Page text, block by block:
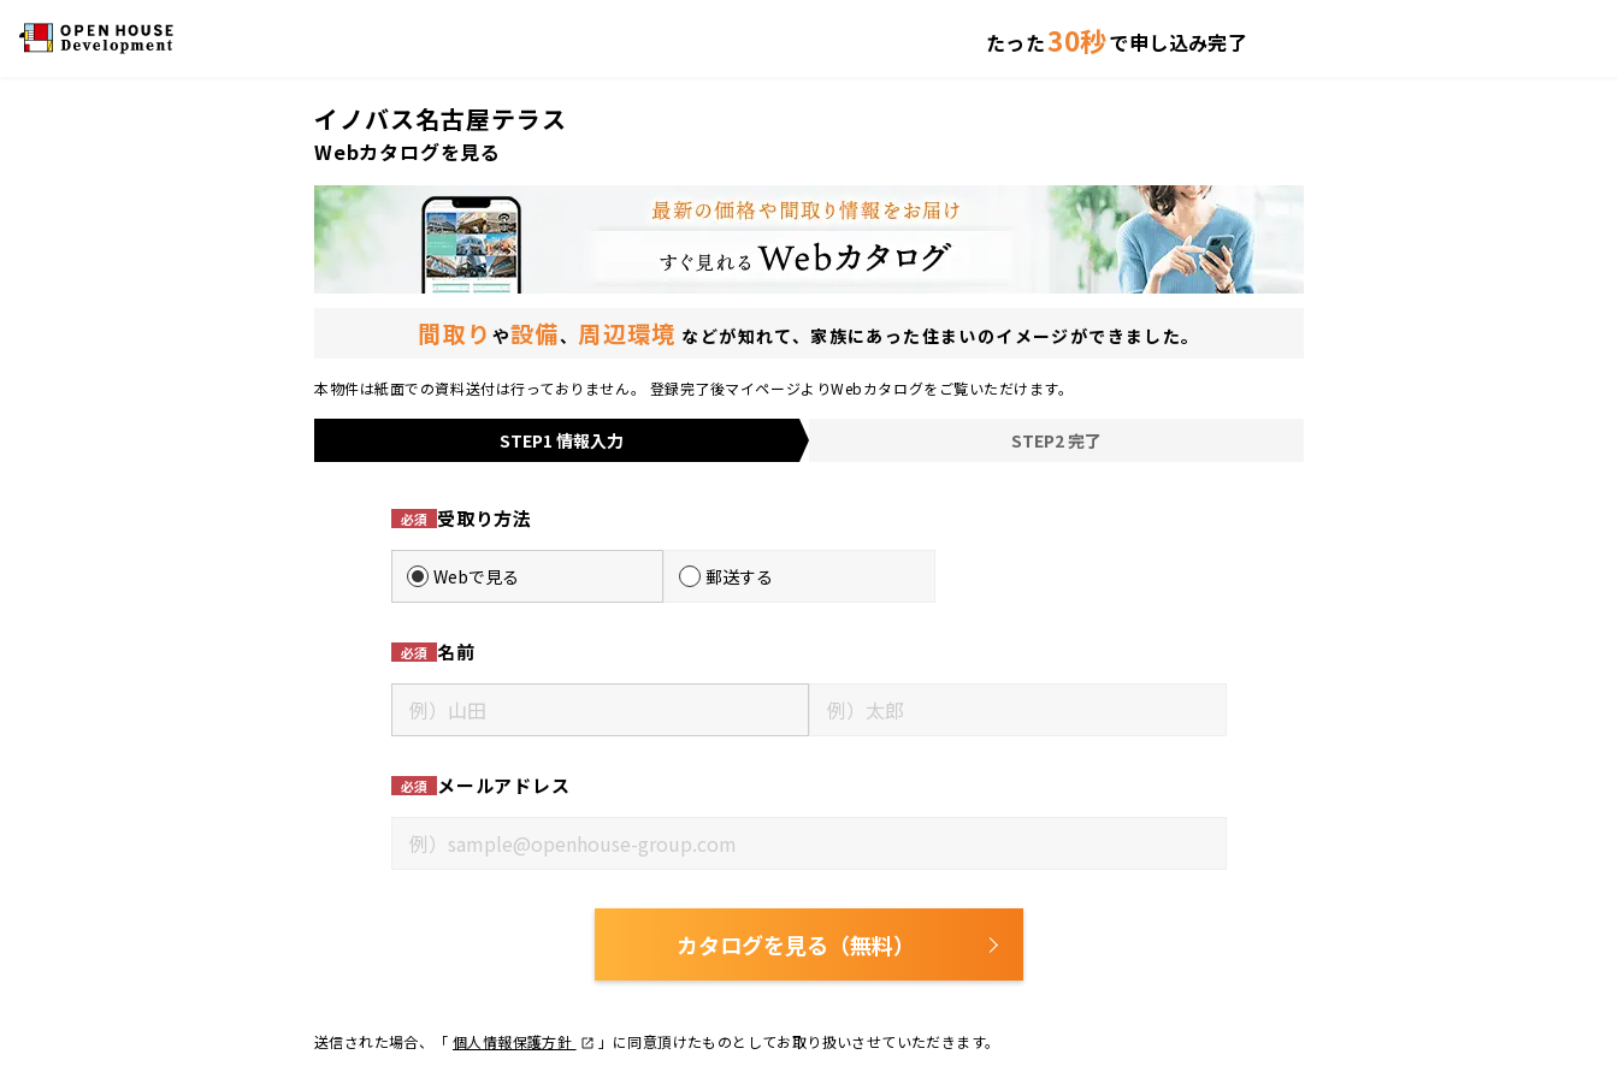
たった30秒で申し込み完了
イノバス名古屋テラス
Webカタログを見る
間取り や設備、 周辺環境 などが知れて、家族にあった住まいのイメージができました。
本物件は紙面での資料送付は行っておりません。 登録完了後マイページよりWebカタログをご覧いただけます。
STEP1 情報入力 STEP2 完了
必須 受取り方法
Webで見る 郵送する
必須 名前
必須 メールアドレス
カタログを見る（無料）
送信された場合、「 個人情報保護方針 」に同意頂けたものとしてお取り扱いさせていただきます。